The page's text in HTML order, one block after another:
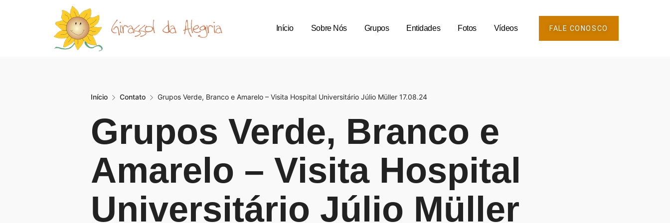
Início Sobre Nós Grupos Entidades Fotos Vídeos FALE CONOSCO
Início Contato Grupos Verde, Branco e Amarelo – Visita Hospital Universitário Júlio Müller 17.08.24
Grupos Verde, Branco e
Amarelo – Visita Hospital
Universitário Júlio Müller